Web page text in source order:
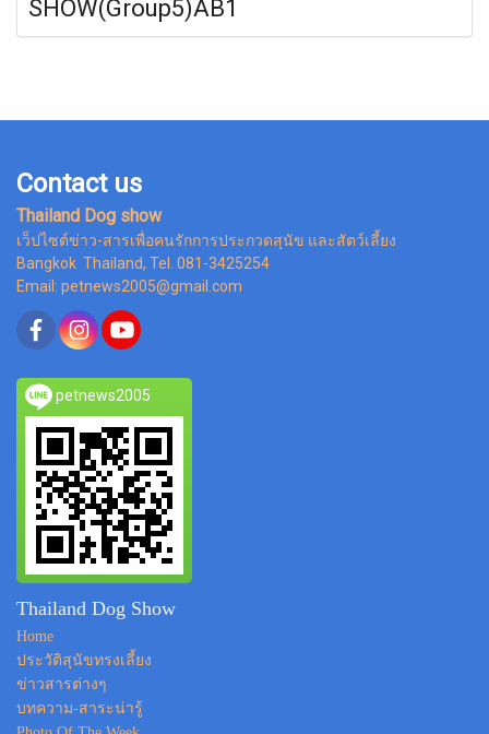
SHOW(Group5)AB1
Contact us
Thailand Dog show
เว็ปไซต์ข่าว-สารเพื่อคนรักการประกวดสุนัข และสัตว์เลี้ยง
Bangkok Thailand, Tel. 081-3425254
Email: petnews2005@gmail.com
petnews2005
Thailand Dog Show
Home
ประวัติสุนัขทรงเลี้ยง
ข่าวสารต่างๆ
บทความ-สาระน่ารู้